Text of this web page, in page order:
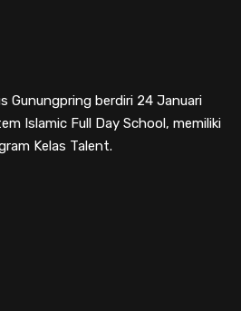
Gunungpring berdiri 24 Januari
Islamic Full Day School, memiliki
Kelas Talent.